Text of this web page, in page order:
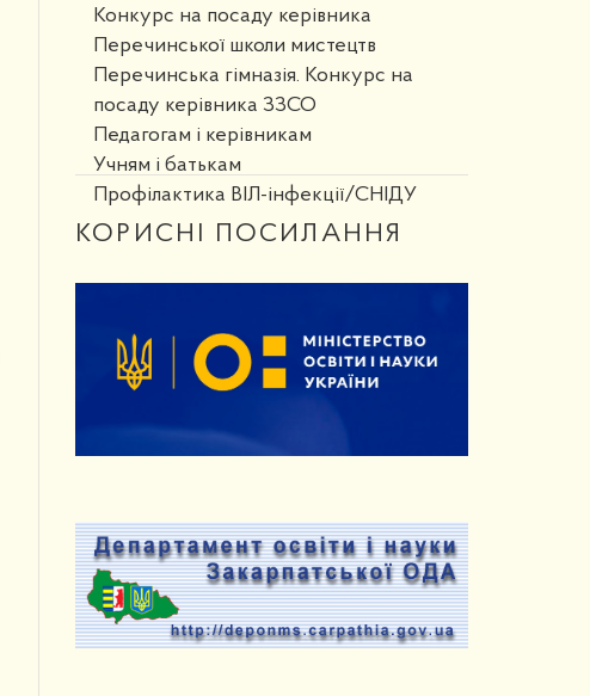
Конкурс на посаду керівника
Перечинської школи мистецтв
Перечинська гімназія. Конкурс на
посаду керівника ЗЗСО
Педагогам і керівникам
Учням і батькам
Профілактика ВІЛ-інфекції/СНІДУ
КОРИСНІ ПОСИЛАННЯ